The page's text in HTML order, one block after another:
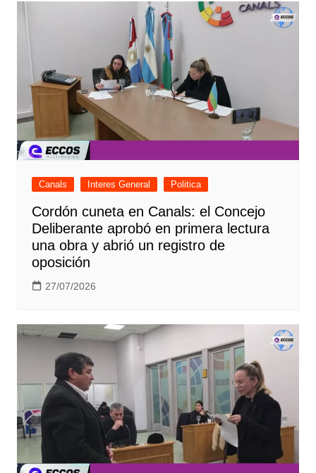
Canals Interes General Politica
Cordón cuneta en Canals: el Concejo
Deliberante aprobó en primera lectura
una obra y abrió un registro de
oposición
27/07/2026